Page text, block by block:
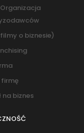
o biznesie)
firmę
na biznes